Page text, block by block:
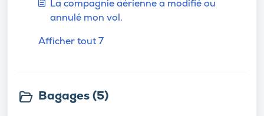
La compagnie aérienne a modifié ou
annulé mon vol.
Afficher tout 7
Bagages (5)